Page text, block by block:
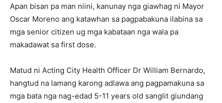
Apan bisan pa man niini, kanunay nga giawhag ni Mayor
Oscar Moreno ang katawhan sa pagpabakuna ilabina sa
mga senior citizen ug mga kabataan nga wala pa
makadawat sa first dose.
Matud ni Acting City Health Officer Dr William Bernardo,
hangtud na lamang karong adlawa ang pagpamakuna sa
mga bata nga nag-edad 5-11 years old sanglit giundang